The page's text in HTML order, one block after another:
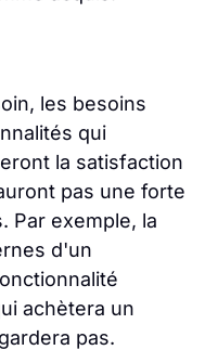
les besoins
qui
la satisfaction
pas une forte
Par exemple, la
d'un
achètera un
pas.